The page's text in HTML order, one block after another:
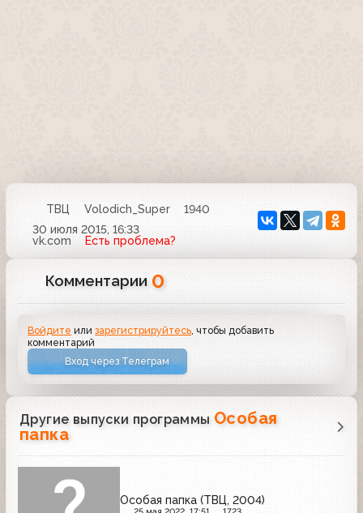
ТВЦ Volodich_Super
1940
30 июля 2015, 16:33
vk.com
Есть проблема?
Комментарии 0
Войдите илизарегистрируйтесь , чтобы добавить
комментарий
Вход через Телеграм
Другие выпуски программы Особая
папка
Особая папка (ТВЦ, 2004)